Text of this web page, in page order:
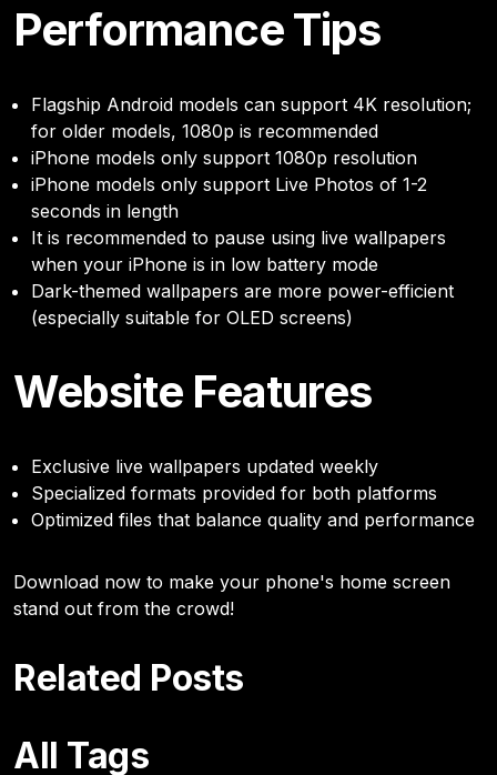
Performance Tips
Flagship Android models can support 4K resolution;
for older models, 1080p is recommended
iPhone models only support 1080p resolution
iPhone models only support Live Photos of 1-2
seconds in length
It is recommended to pause using live wallpapers
when your iPhone is in low battery mode
Dark-themed wallpapers are more power-efficient
(especially suitable for OLED screens)
Website Features
Exclusive live wallpapers updated weekly
Specialized formats provided for both platforms
Optimized files that balance quality and performance
Download now to make your phone's home screen
stand out from the crowd!
Related Posts
All Tags